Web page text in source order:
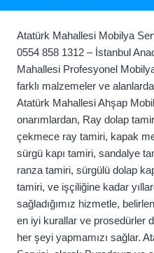
Atatürk Mahallesi Mobilya
0554 858 1312 – İstanbul
Mahallesi Profesyonel
farklı malzemeler ve
Atatürk Mahallesi Ahşap
onarımlardan, Ray dolap
çekmece ray tamiri, kapak
sürgü kapı tamiri, sandalye
ranza tamiri, sürgülü dolap
tamiri, ve işçiliğine kadar
sağladığımız hizmetle,
en iyi kurallar ve prosedürler
her şeyi yapmamızı sağlar.